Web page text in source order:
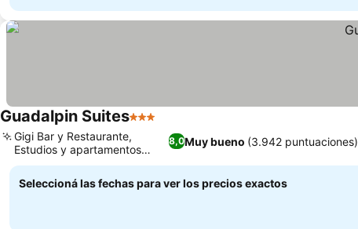
Guadalpin Suites3 Estrellas
8,0Muy bueno (3.942 puntuaciones)
Gigi Bar y Restaurante,
Estudios y apartamentos
modernos
Seleccioná las fechas para ver los precios exactos